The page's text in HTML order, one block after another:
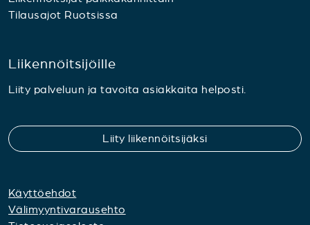
Tilausajot Ruotsissa
Liikennöitsijöille
Liity palveluun ja tavoita asiakkaita helposti.
Liity liikennöitsijäksi
Käyttöehdot
Välimyyntivarausehto